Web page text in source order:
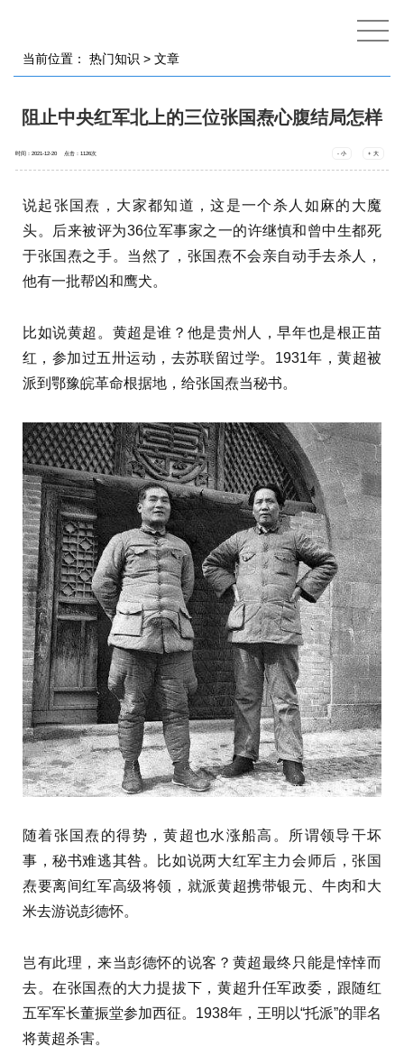
当前位置： 热门知识 > 文章
阻止中央红军北上的三位张国焘心腹结局怎样
时间：2021-12-20 点击：1126次 - 小 + 大
说起张国焘，大家都知道，这是一个杀人如麻的大魔
头。后来被评为36位军事家之一的许继慎和曾中生都死
于张国焘之手。当然了，张国焘不会亲自动手去杀人，
他有一批帮凶和鹰犬。
比如说黄超。黄超是谁？他是贵州人，早年也是根正苗
红，参加过五卅运动，去苏联留过学。1931年，黄超被
派到鄂豫皖革命根据地，给张国焘当秘书。
随着张国焘的得势，黄超也水涨船高。所谓领导干坏
事，秘书难逃其咎。比如说两大红军主力会师后，张国
焘要离间红军高级将领，就派黄超携带银元、牛肉和大
米去游说彭德怀。
岂有此理，来当彭德怀的说客？黄超最终只能是悻悻而
去。在张国焘的大力提拔下，黄超升任军政委，跟随红
五军军长董振堂参加西征。1938年，王明以“托派”的罪名
将黄超杀害。